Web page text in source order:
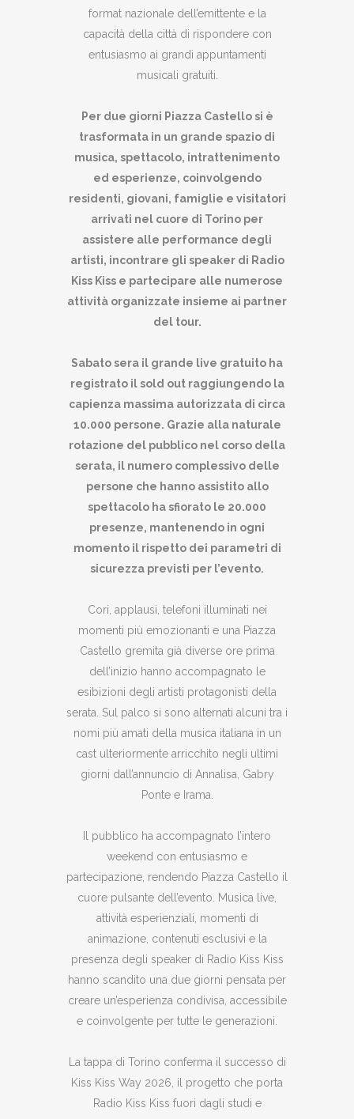
format nazionale dell’emittente e la
capacità della città di rispondere con
entusiasmo ai grandi appuntamenti
musicali gratuiti.
Per due giorni Piazza Castello si è
trasformata in un grande spazio di
musica, spettacolo, intrattenimento
ed esperienze, coinvolgendo
residenti, giovani, famiglie e visitatori
arrivati nel cuore di Torino per
assistere alle performance degli
artisti, incontrare gli speaker di Radio
Kiss Kiss e partecipare alle numerose
attività organizzate insieme ai partner
del tour.
Sabato sera il grande live gratuito ha
registrato il sold out raggiungendo la
capienza massima autorizzata di circa
10.000 persone. Grazie alla naturale
rotazione del pubblico nel corso della
serata, il numero complessivo delle
persone che hanno assistito allo
spettacolo ha sfiorato le 20.000
presenze, mantenendo in ogni
momento il rispetto dei parametri di
sicurezza previsti per l’evento.
Cori, applausi, telefoni illuminati nei
momenti più emozionanti e una Piazza
Castello gremita già diverse ore prima
dell’inizio hanno accompagnato le
esibizioni degli artisti protagonisti della
serata. Sul palco si sono alternati alcuni tra i
nomi più amati della musica italiana in un
cast ulteriormente arricchito negli ultimi
giorni dall’annuncio di Annalisa, Gabry
Ponte e Irama.
Il pubblico ha accompagnato l’intero
weekend con entusiasmo e
partecipazione, rendendo Piazza Castello il
cuore pulsante dell’evento. Musica live,
attività esperienziali, momenti di
animazione, contenuti esclusivi e la
presenza degli speaker di Radio Kiss Kiss
hanno scandito una due giorni pensata per
creare un’esperienza condivisa, accessibile
e coinvolgente per tutte le generazioni.
La tappa di Torino conferma il successo di
Kiss Kiss Way 2026, il progetto che porta
Radio Kiss Kiss fuori dagli studi e